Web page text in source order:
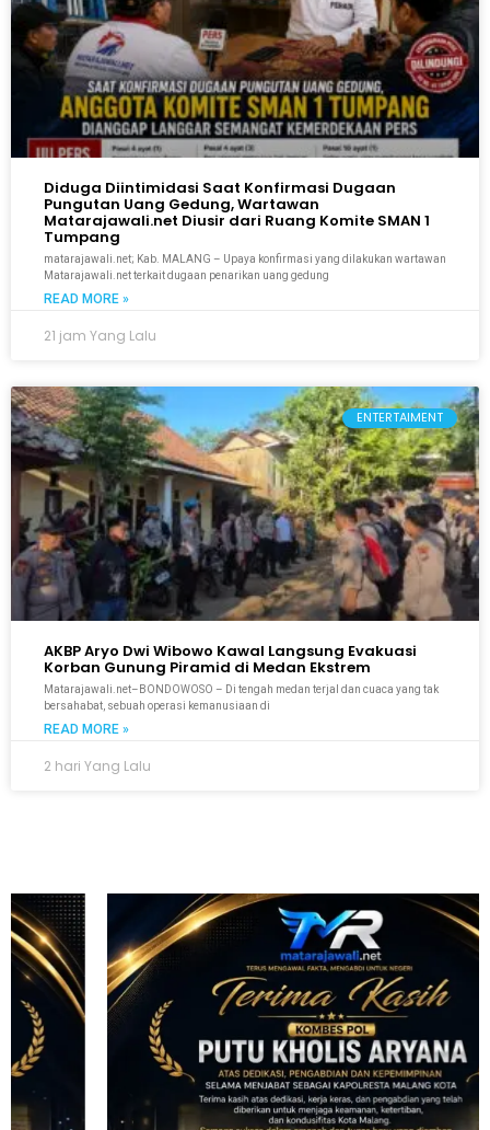
Diduga Diintimidasi Saat Konfirmasi Dugaan
Pungutan Uang Gedung, Wartawan
Matarajawali.net Diusir dari Ruang Komite SMAN 1
Tumpang
matarajawali.net; Kab. MALANG – Upaya konfirmasi yang dilakukan wartawan
Matarajawali.net terkait dugaan penarikan uang gedung
READ MORE »
21 jam Yang Lalu
ENTERTAIMENT
AKBP Aryo Dwi Wibowo Kawal Langsung Evakuasi
Korban Gunung Piramid di Medan Ekstrem
Matarajawali.net–BONDOWOSO – Di tengah medan terjal dan cuaca yang tak
bersahabat, sebuah operasi kemanusiaan di
READ MORE »
2 hari Yang Lalu